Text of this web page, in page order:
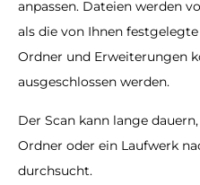
anpassen. Dateien werden
als die von Ihnen
Ordner und Erweiterungen
ausgeschlossen werden.
Der Scan kann lange
Ordner oder ein Laufwerk
durchsucht.